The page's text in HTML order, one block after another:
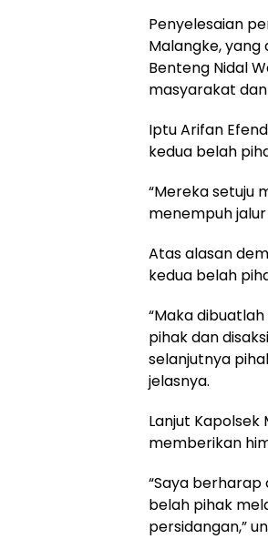
Penyelesaian
Malangke, yang
Benteng Nidal
masyarakat
Iptu Arifan
kedua belah
“Mereka setuju
menempuh
Atas alasan
kedua belah
“Maka
pihak dan
selanjutnya
jelasnya.
Lanjut
memberikan
“Saya
belah pihak
persidangan,”